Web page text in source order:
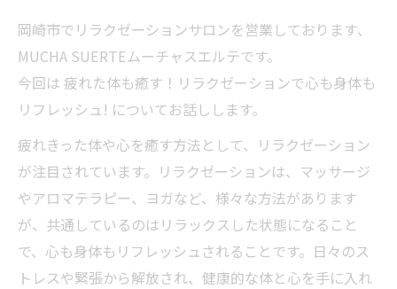
岡崎市でリラクゼーションサロンを営業しております、
MUCHA SUERTEムーチャスエルテです。
今回は 疲れた体も癒す！リラクゼーションで心も身体も
リフレッシュ! についてお話しします。
疲れきった体や心を癒す方法として、リラクゼーション
が注目されています。リラクゼーションは、マッサージ
やアロマテラピー、ヨガなど、様々な方法があります
が、共通しているのはリラックスした状態になること
で、心も身体もリフレッシュされることです。日々のス
トレスや緊張から解放され、健康的な体と心を手に入れ